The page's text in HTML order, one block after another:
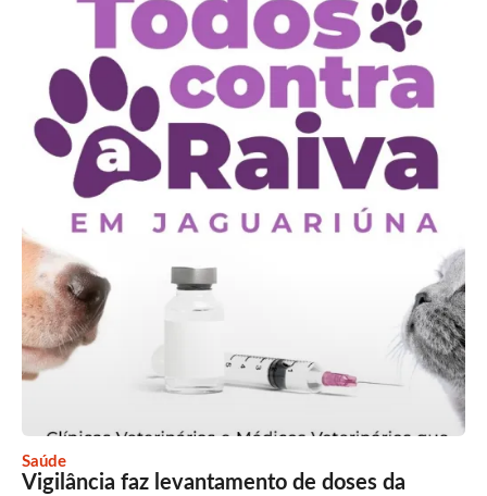
Saúde
Vigilância faz levantamento de doses da